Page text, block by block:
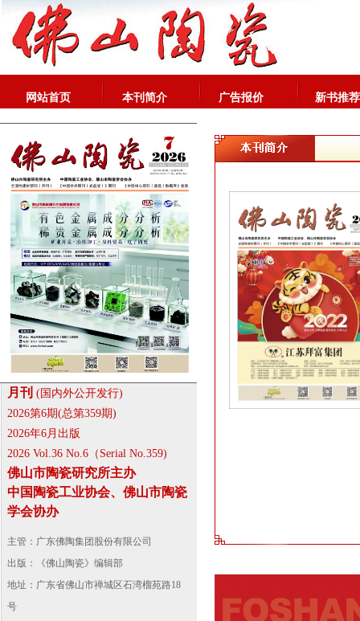
网站首页 本刊简介 广告报价 新书推荐
月刊 (国内外公开发行)
2026第6期(总第359期)
2026年6月出版
2026 Vol.36 No.6（Serial No.359)
佛山市陶瓷研究所主办
中国陶瓷工业协会、佛山市陶瓷
学会协办
主管：广东佛陶集团股份有限公司
出版：《佛山陶瓷》编辑部
地址：广东省佛山市禅城区石湾榴苑路18
号